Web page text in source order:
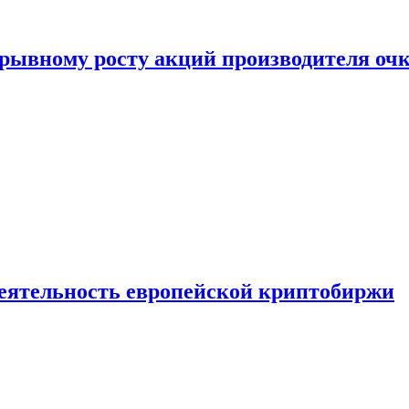
росту акций производителя
европейской криптобиржи